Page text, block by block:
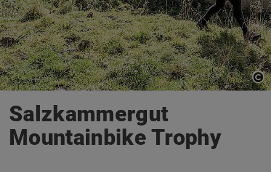
Salzkammergut
Mountainbike Trophy